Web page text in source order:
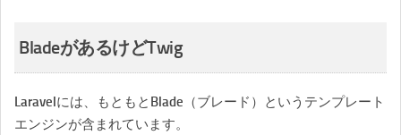
BladeがあるけどTwig
Laravelには、もともとBlade（ブレード）というテンプレート
エンジンが含まれています。